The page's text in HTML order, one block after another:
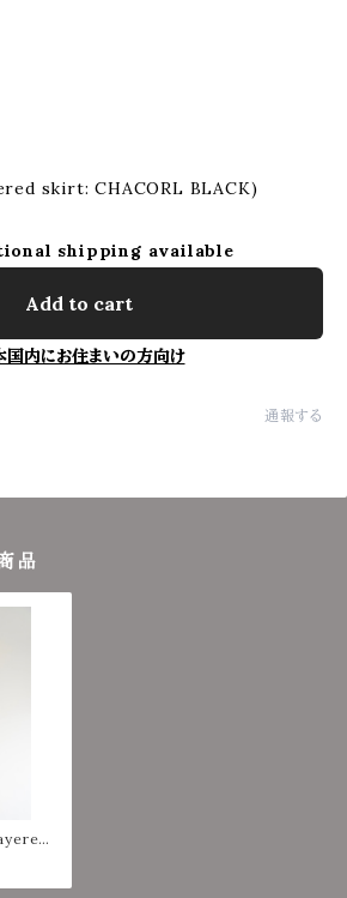
skirt: CHACORL BLACK)
shipping available
Add to cart
国内にお住まいの方向け
通報する
品